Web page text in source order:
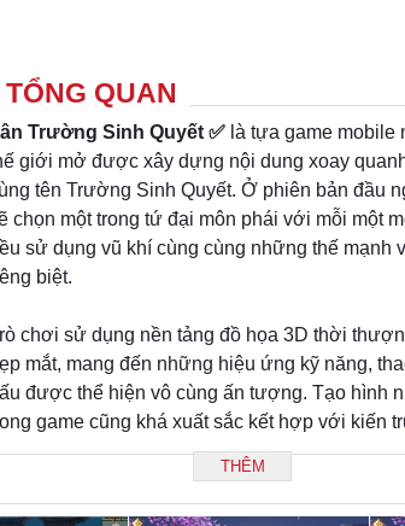
TỔNG QUAN
Trường Sinh Quyết ✅ là tựa game mobile
giới mở được xây dựng nội dung xoay
tên Trường Sinh Quyết. Ở phiên bản đầu
chọn một trong tứ đại môn phái với mỗi một
sử dụng vũ khí cùng cùng những thế mạnh
biệt.
chơi sử dụng nền tảng đồ họa 3D thời
mắt, mang đến những hiệu ứng kỹ năng,
được thể hiện vô cùng ấn tượng. Tạo hình
game cũng khá xuất sắc kết hợp với kiến
lá sinh động,…Tất cả tạo nên một không
không thể tuyệt vời hơn trên màn hình di
THÊM